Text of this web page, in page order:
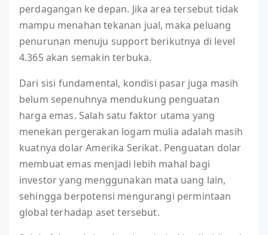
perdagangan ke depan. Jika area tersebut tidak
mampu menahan tekanan jual, maka peluang
penurunan menuju support berikutnya di level
4.365 akan semakin terbuka.
Dari sisi fundamental, kondisi pasar juga masih
belum sepenuhnya mendukung penguatan
harga emas. Salah satu faktor utama yang
menekan pergerakan logam mulia adalah masih
kuatnya dolar Amerika Serikat. Penguatan dolar
membuat emas menjadi lebih mahal bagi
investor yang menggunakan mata uang lain,
sehingga berpotensi mengurangi permintaan
global terhadap aset tersebut.